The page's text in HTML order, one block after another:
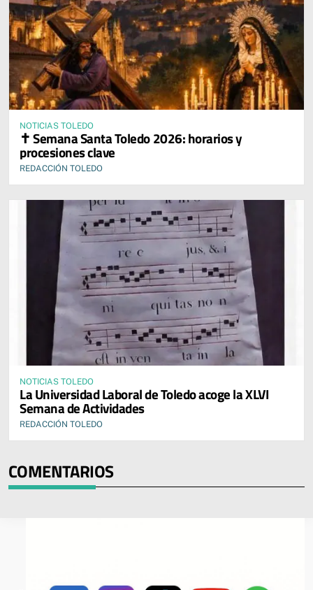
NOTICIAS TOLEDO
✝️ Semana Santa Toledo 2026: horarios y
procesiones clave
REDACCIÓN TOLEDO
NOTICIAS TOLEDO
La Universidad Laboral de Toledo acoge la XLVI
Semana de Actividades
REDACCIÓN TOLEDO
COMENTARIOS